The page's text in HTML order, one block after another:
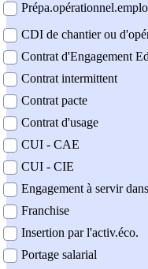
CDI de chantier ou
Contrat d'Engagement
Contrat intermittent
Contrat pacte
Contrat d'usage
CUI - CAE
CUI - CIE
Engagement à servir
Franchise
Insertion par l'activ.éco.
Portage salarial